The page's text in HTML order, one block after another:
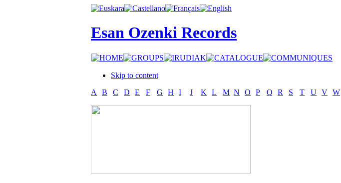
Esan Ozenki Records
Skip to content
A
B C D E F G H I J K L M N O P Q R S T U V W